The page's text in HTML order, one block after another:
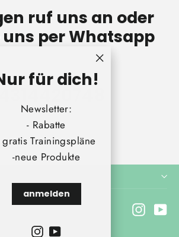
für dich!
Newsletter:
- Rabatte
gratis Trainingspläne
-neue Produkte
anmelden
Instagram
YouTube
ruf uns an oder
per Whatsapp